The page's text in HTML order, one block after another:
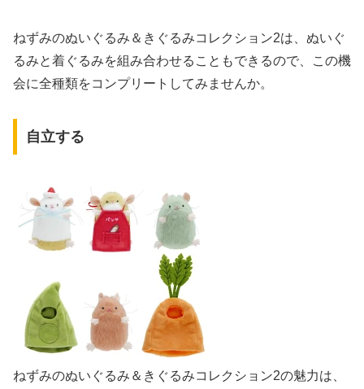
ねずみのぬいぐるみ＆きぐるみコレクション2は、ぬいぐ
るみと着ぐるみを組み合わせることもできるので、この機
会に全種類をコンプリートしてみませんか。
自立する
ねずみのぬいぐるみ＆きぐるみコレクション2の魅力は、